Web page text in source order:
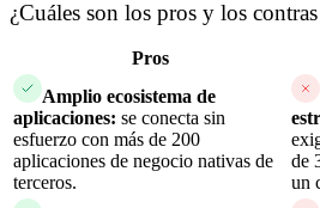
¿Cuáles son los pros y los
Pros
Amplio ecosistema de
aplicaciones: se conecta sin
esfuerzo con más de 200
aplicaciones de negocio nativas de
terceros.
de
un